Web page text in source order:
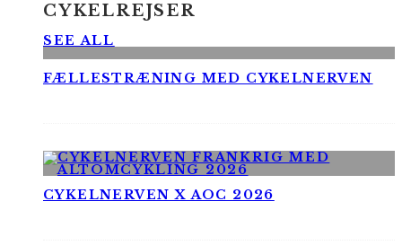
CYKELREJSER
SEE ALL
FÆLLESTRÆNING MED CYKELNERVEN
CYKELNERVEN X AOC 2026